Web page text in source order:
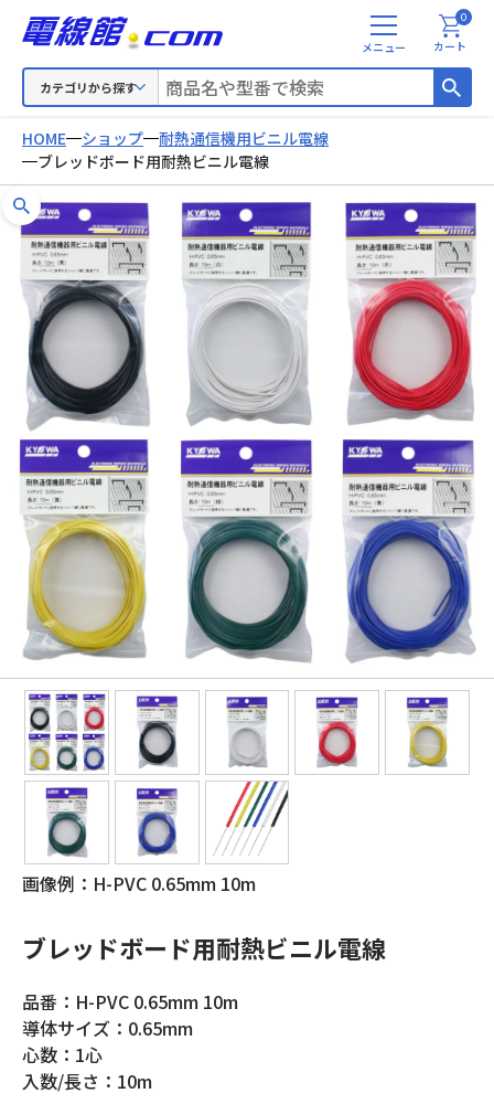
カテゴリから探す
メ
ニ
カート
0
HOME ショップ
耐熱通信機用ビニル電線
ブレッドボード用耐熱ビニル電線
画像例：H-PVC 0.65mm 10m
ブレッドボード用耐熱ビニル電線
品番：H-PVC 0.65mm 10m
導体サイズ：0.65mm
心数：1心
入数/長さ：10m